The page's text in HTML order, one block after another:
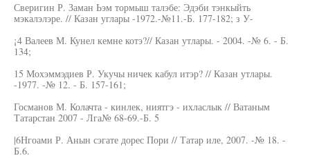
Сверигин Р. Заман Ьэм тормыш талэбе: Эдэби тэнкыйть
мэкалэлэре. // Казан углары -1972.-№11.-Б. 177-182; з У-
¡4 Валеев М. Кунел кемне котэ?// Казан утлары. - 2004. -№ 6. - Б.
134;
15 Мохэммэдиев Р. Укучы ничек кабул итэр? // Казан утлары.
-1977. -№ 12. - Б. 157-161;
Госманов М. Колачта - кинлек, ниятгэ - ихласлык // Ватаным
Татарстан 2007 - Лга№ 68-69.-Б. 5
|6Нгоами Р. Анын сэгате дорес Пори // Татар иле, 2007. -№ 18. -
Б.6.